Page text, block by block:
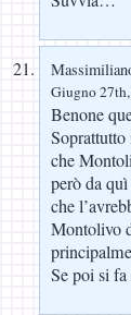
Giugno
Benone
che
però da
che
Montolivo
Se poi si